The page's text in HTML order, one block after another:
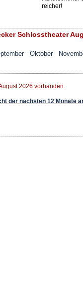
reicher!
Schlosstheater
Oktober
2026 vorhanden.
der nächsten 12 Monate